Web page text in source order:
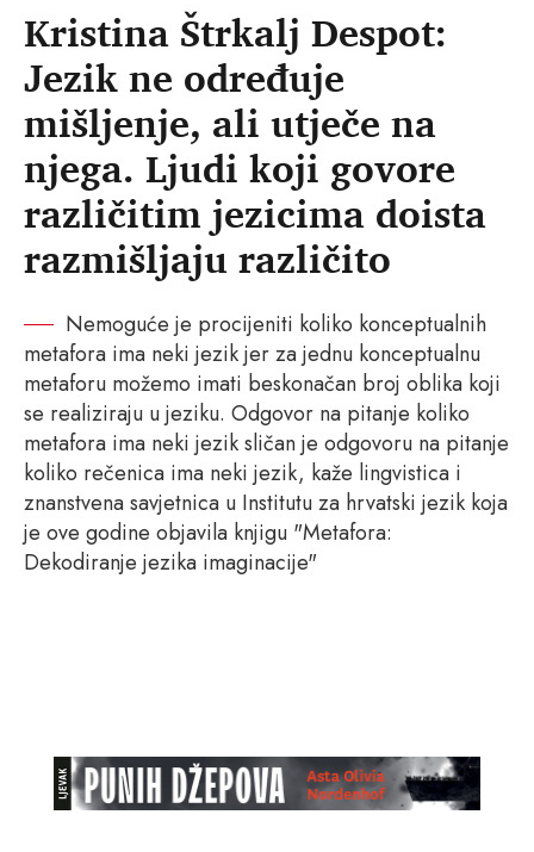
Kristina Štrkalj Despot:
Jezik ne određuje
mišljenje, ali utječe na
njega. Ljudi koji govore
različitim jezicima doista
razmišljaju različito
Nemoguće je procijeniti koliko konceptualnih
metafora ima neki jezik jer za jednu konceptualnu
metaforu možemo imati beskonačan broj oblika koji
se realiziraju u jeziku. Odgovor na pitanje koliko
metafora ima neki jezik sličan je odgovoru na pitanje
koliko rečenica ima neki jezik, kaže lingvistica i
znanstvena savjetnica u Institutu za hrvatski jezik koja
je ove godine objavila knjigu "Metafora:
Dekodiranje jezika imaginacije"